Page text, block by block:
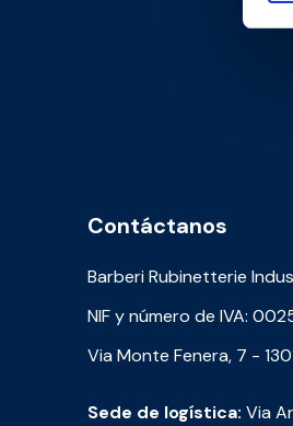
Contáctanos
Barberi Rubinetterie
NIF y número de IVA:
Via Monte Fenera, 7 -
Sede de logística: Via